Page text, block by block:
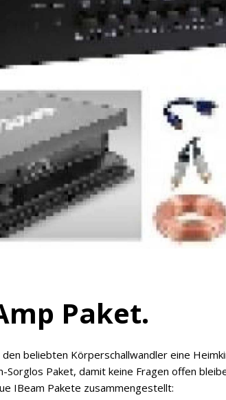
Paket.
beliebten Körperschallwandler eine
Sorglos Paket, damit keine Fragen offen
IBeam Pakete zusammengestellt: